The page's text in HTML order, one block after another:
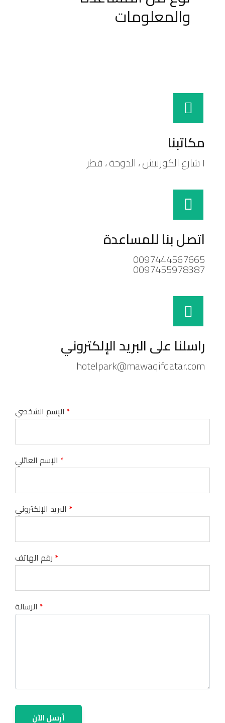
والمعلومات
*
*
*
*
*
مكاتبنا
١ شارع الكورنيش ، الدوحة ، قطر
اتصل بنا للمساعدة
0097444567665
0097455978387
راسلنا على البريد الإلكتروني
hotelpark@mawaqifqatar.com